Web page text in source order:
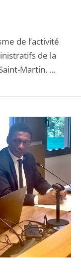
de l’activité
de la
Martin. ...